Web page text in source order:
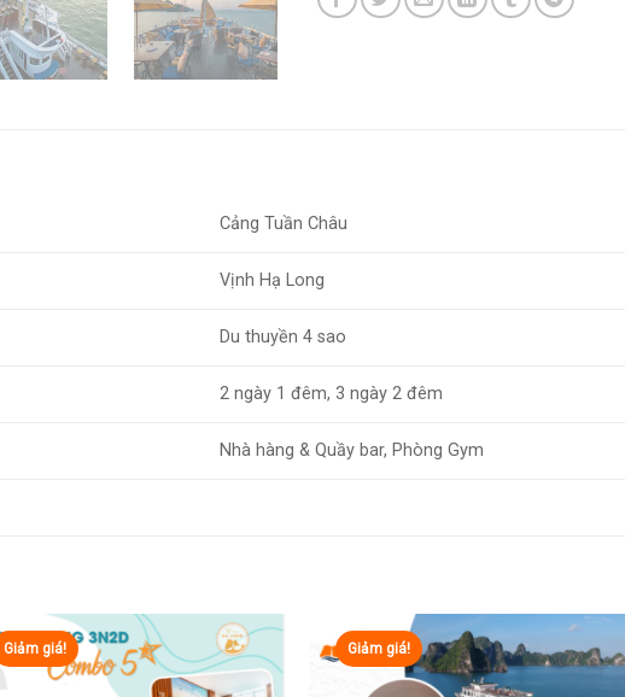
Cảng Tuần Châu
Vịnh Hạ Long
Du thuyền 4 sao
2 ngày 1 đêm, 3 ngày 2 đêm
Nhà hàng & Quầy bar, Phòng Gym
Giảm giá! Giảm giá!